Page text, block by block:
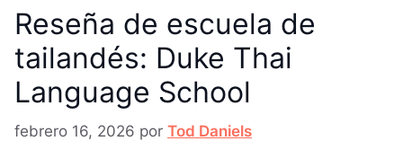
Reseña de escuela de
tailandés: Duke Thai
Language School
febrero 16, 2026 por Tod Daniels